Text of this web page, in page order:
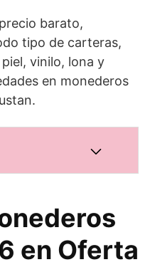
barato,
tipo de carteras,
vinilo, lona y
en monederos
en Oferta